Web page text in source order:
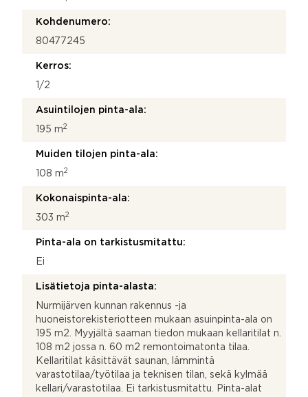
Kohdenumero:
80477245
Kerros:
1/2
Asuintilojen pinta-ala:
195 m2
Muiden tilojen pinta-ala:
108 m2
Kokonaispinta-ala:
303 m2
Pinta-ala on tarkistusmitattu:
Ei
Lisätietoja pinta-alasta:
Nurmijärven kunnan rakennus -ja
huoneistorekisteriotteen mukaan asuinpinta-ala on
195 m2. Myyjältä saaman tiedon mukaan kellaritilat n.
108 m2 jossa n. 60 m2 remontoimatonta tilaa.
Kellaritilat käsittävät saunan, lämmintä
varastotilaa/työtilaa ja teknisen tilan, sekä kylmää
kellari/varastotilaa. Ei tarkistusmitattu. Pinta-alat